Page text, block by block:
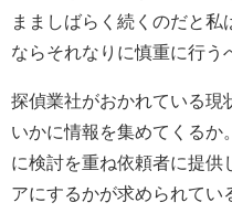
まましばらく続くのだと私
ならそれなりに慎重に行う
探偵業社がおかれている現
いかに情報を集めてくるか
に検討を重ね依頼者に提供
アにするかが求められてい